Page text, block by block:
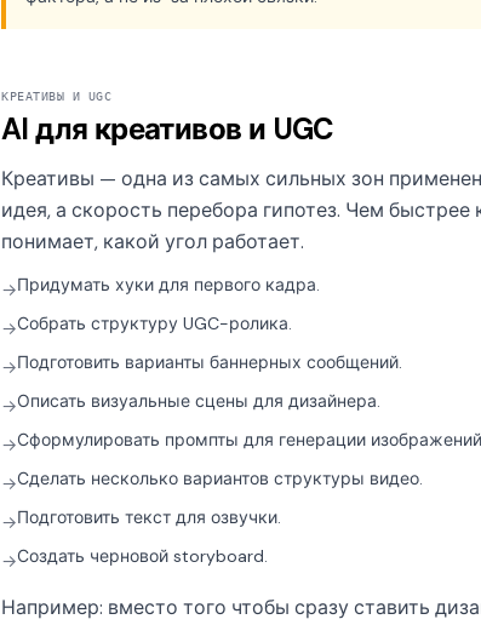
КРЕАТИВЫ И UGC
AI для креативов и UGC
Креативы — одна из самых сильных зон
идея, а скорость перебора гипотез. Чем
понимает, какой угол работает.
→Придумать хуки для первого кадра.
→Собрать структуру UGC-ролика.
→Подготовить варианты баннерных сообщений.
→Описать визуальные сцены для дизайнера.
→Сформулировать промпты для генерации
→Сделать несколько вариантов структуры видео.
→Подготовить текст для озвучки.
→Создать черновой storyboard.
Например: вместо того чтобы сразу ставить